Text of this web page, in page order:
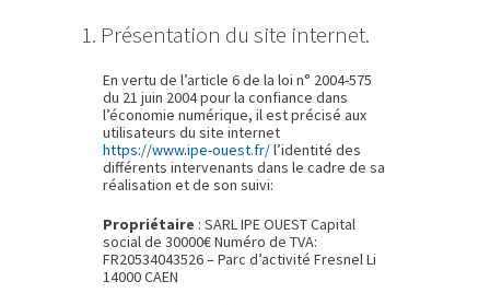
1. Présentation du site internet.
En vertu de l’article 6 de la loi n° 2004-575
du 21 juin 2004 pour la confiance dans
l’économie numérique, il est précisé aux
utilisateurs du site internet
https://www.ipe-ouest.fr/l’identité des
différents intervenants dans le cadre de sa
réalisation et de son suivi:
Propriétaire : SARL IPE OUEST Capital
social de 30000€ Numéro de TVA:
FR20534043526 – Parc d’activité Fresnel Li
14000 CAEN